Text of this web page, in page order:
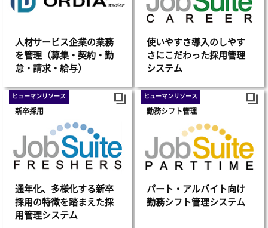
人材サービス企業の業務
を管理（募集・契約・勤
怠・請求・給与）
使いやすさ導入のしやす
さにこだわった採用管理
システム
ヒューマンリソース
新卒採用
通年化、多様化する新卒
採用の特徴を踏まえた採
用管理システム
ヒューマンリソース
勤務シフト管理
パート・アルバイト向け
勤務シフト管理システム